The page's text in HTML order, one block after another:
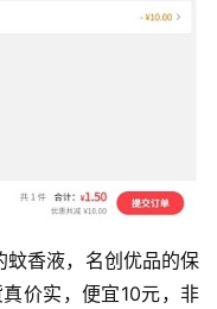
蚊香液，名创优品的保
价实，便宜10元，非